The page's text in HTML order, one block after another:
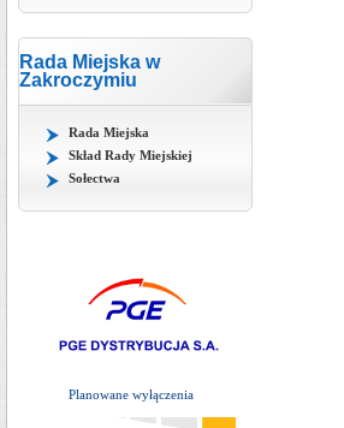
Rada Miejska w
Zakroczymiu
Rada Miejska
Skład Rady Miejskiej
Sołectwa
Planowane wyłączenia